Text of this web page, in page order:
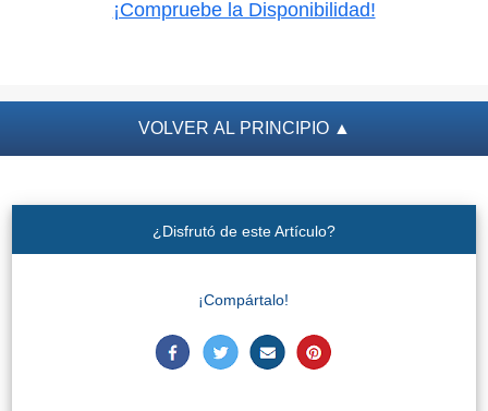
¡Compruebe la Disponibilidad!
VOLVER AL PRINCIPIO ▲
¿Disfrutó de este Artículo?
¡Compártalo!